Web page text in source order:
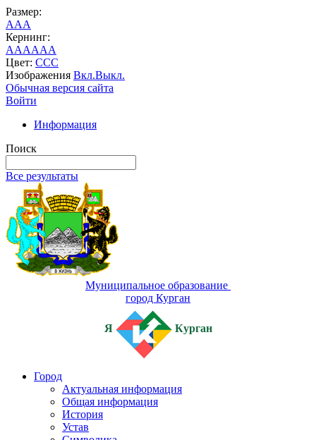
Размер:
AAA
Кернинг:
AAAAAA
Цвет: CCC
Изображения Вкл.Выкл.
Обычная версия сайта
Войти
Информация
Поиск
Все результаты
Муниципальное образование
город Курган
Я Курган
Город
Актуальная информация
Общая информация
История
Устав